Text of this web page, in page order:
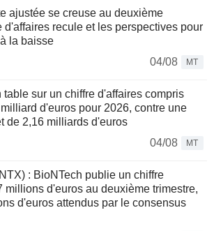
ajustée se creuse au deuxième
d'affaires recule et les perspectives pour
la baisse
04/08
MT
table sur un chiffre d'affaires compris
d'euros pour 2026, contre une
de 2,16 milliards d'euros
04/08
MT
: BioNTech publie un chiffre
millions d'euros au deuxième trimestre,
d'euros attendus par le consensus